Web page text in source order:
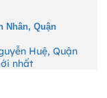
Nhân, Quận
Huệ, Quận
nhất